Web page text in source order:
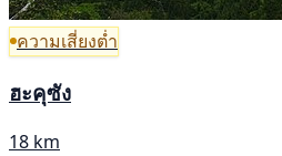
ความเสี่ยงต่ำ
ฮะคุซัง
18 km